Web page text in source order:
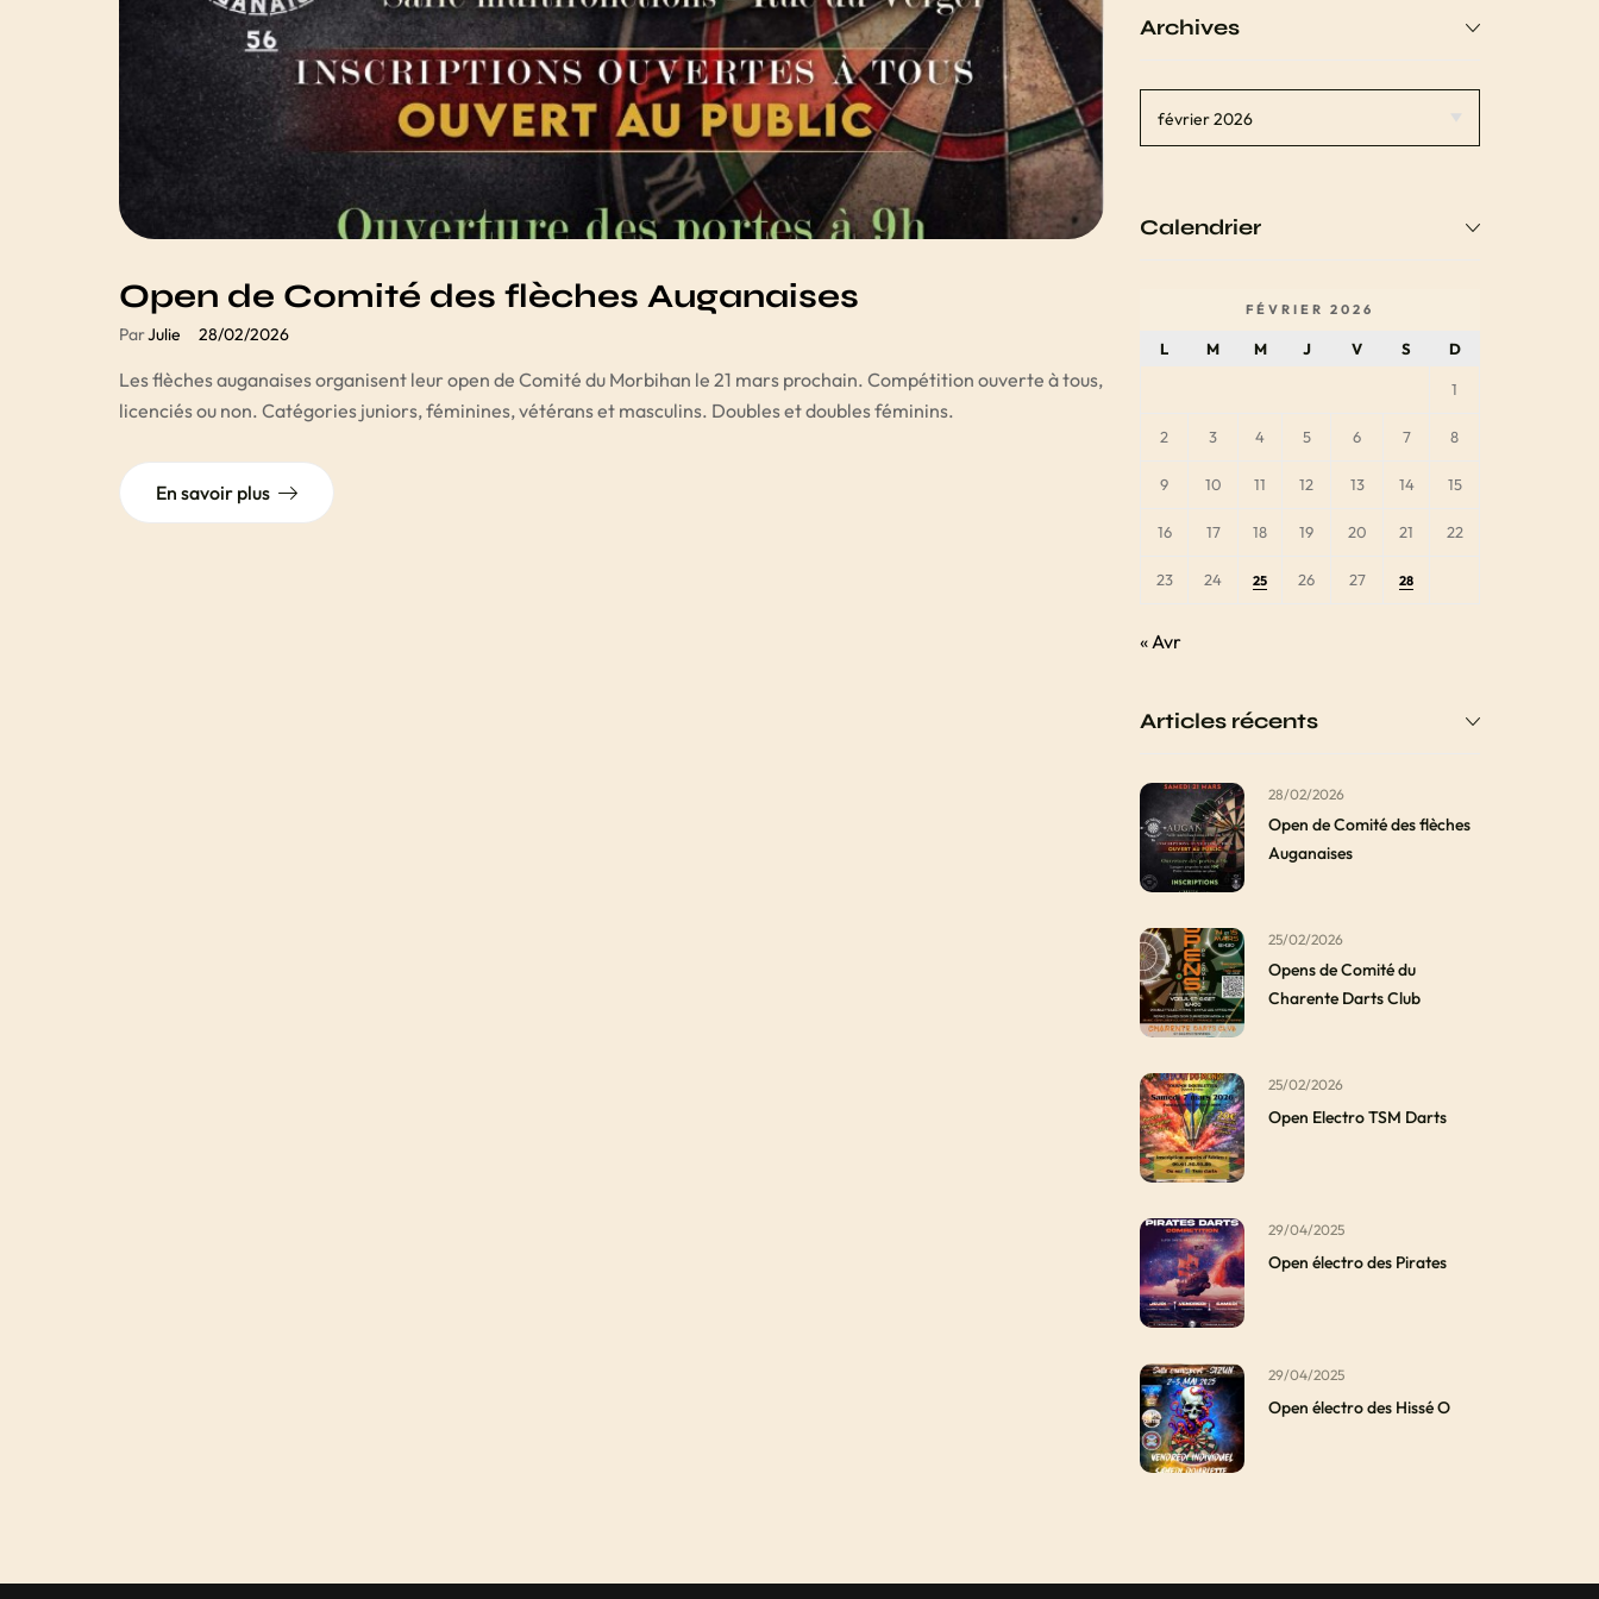
Open de Comité des flèches Auganaises
ParJulie 28/02/2026
Les flèches auganaises organisent leur open de Comité du Morbihan le 21 mars prochain. Compétition ouverte à tous,
licenciés ou non. Catégories juniors, féminines, vétérans et masculins. Doubles et doubles féminins.
En savoir plus
Archives
Calendrier
FÉVRIER 2026
L M M J V S D
1
2 3 4 5 6 7 8
9 10 11 12 13 14 15
16 17 18 19 20 21 22
23 24 25 26 27 28
« Avr
Articles récents
28/02/2026
Open de Comité des flèches
Auganaises
25/02/2026
Opens de Comité du
Charente Darts Club
25/02/2026
Open Electro TSM Darts
29/04/2025
Open électro des Pirates
29/04/2025
Open électro des Hissé O